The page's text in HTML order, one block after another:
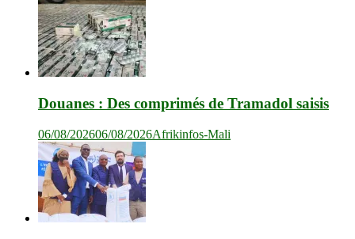
Douanes : Des comprimés de Tramadol saisis
06/08/202606/08/2026Afrikinfos-Mali